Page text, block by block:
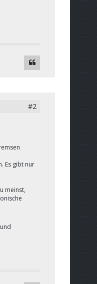
#2
Es gibt nur
meinst,